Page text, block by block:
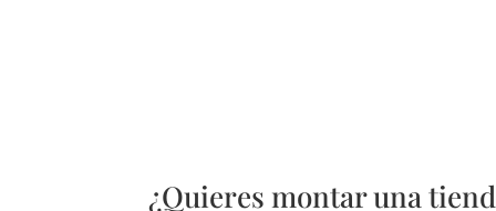
¿Quieres montar una